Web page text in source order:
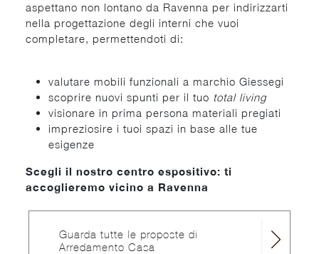
aspettano non lontano da Ravenna per indirizzarti
nella progettazione degli interni che vuoi
completare, permettendoti di:
valutare mobili funzionali a marchio Giessegi
scoprire nuovi spunti per il tuo total living
visionare in prima persona materiali pregiati
impreziosire i tuoi spazi in base alle tue
esigenze
Scegli il nostro centro espositivo: ti
accoglieremo vicino a Ravenna
Guarda tutte le proposte di
Arredamento Casa